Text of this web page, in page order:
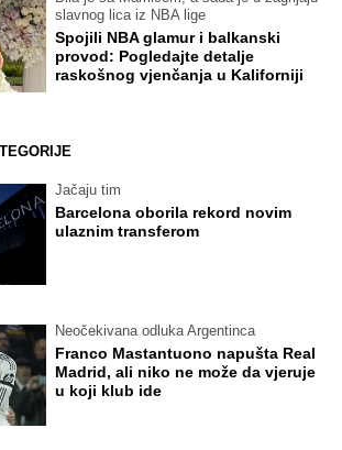
slavnog lica iz NBA lige
Spojili NBA glamur i balkanski
provod: Pogledajte detalje
raskošnog vjenčanja u Kaliforniji
Jačaju tim
Barcelona oborila rekord novim
ulaznim transferom
Neočekivana odluka Argentinca
Franco Mastantuono napušta Real
Madrid, ali niko ne može da vjeruje
u koji klub ide